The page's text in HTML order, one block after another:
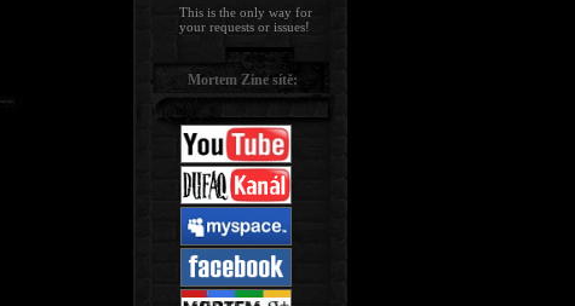
This is the only way for
your requests or issues!
Mortem Zine sítě: